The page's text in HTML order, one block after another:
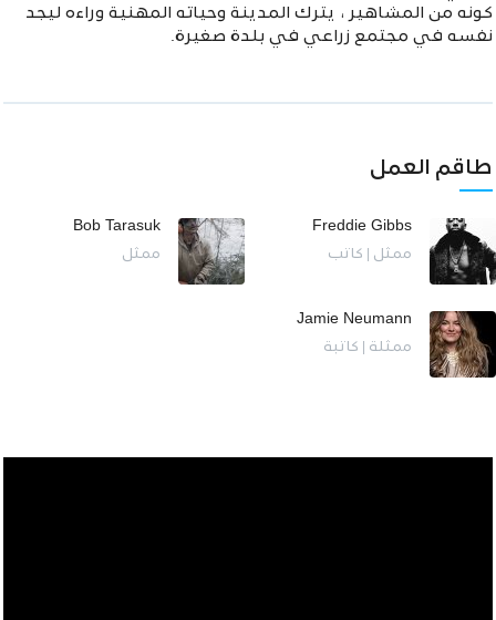
كونه من المشاهير ، يترك المدينة وحياته المهنية وراءه ليجد
نفسه في مجتمع زراعي في بلدة صغيرة.
طاقم العمل
Freddie Gibbs
ممثل | كاتب
Bob Tarasuk
ممثل
Jamie Neumann
ممثلة | كاتبة